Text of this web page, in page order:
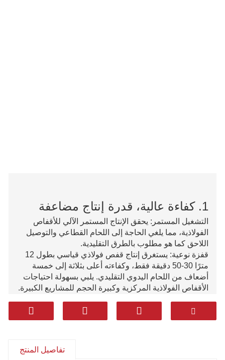
1. كفاءة عالية، قدرة إنتاج مضاعفة
التشغيل المستمر: يحقق الإنتاج المستمر الآلي للأقفاص
الفولاذية، مما يلغي الحاجة إلى اللحام القطاعي والتوصيل
اللاحق كما هو مطلوب بالطرق التقليدية.
قفزة نوعية: يستغرق إنتاج قفص فولاذي قياسي بطول 12
مترًا 30-50 دقيقة فقط، وكفاءته أعلى بثلاثة إلى خمسة
أضعاف من اللحام اليدوي التقليدي. يلبي بسهولة احتياجات
الأقفاص الفولاذية المركزية وكبيرة الحجم للمشاريع الكبيرة.
2. جودة ممتازة وأداء ثابت
مخرجات قياسية: يتم التحكم فيها بدقة بواسطة أجهزة
ونقاط اللحام الكاملة والثابتة، والامتثال الكامل لمواصفات
تفاصيل المنتج